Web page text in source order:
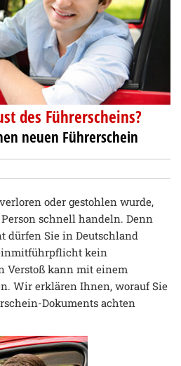
des Führerscheins?
neuen Führerschein
oder gestohlen wurde,
schnell handeln. Denn
dürfen Sie in Deutschland
kein
Verstoß kann mit einem
Wir erklären Ihnen, worauf Sie
Dokuments achten